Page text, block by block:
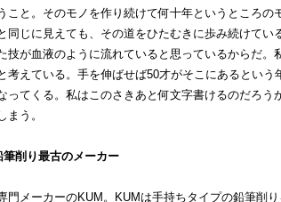
こと。そのモノを作り続けて何十年というところの
同じに見えても、その道をひたむきに歩み続けてい
技が血液のように流れていると思っているからだ。
考えている。手を伸ばせば50才がそこにあるという
ってくる。私はこのさきあと何文字書けるのだろう
まう。
削り最古のメーカー
門メーカーのKUM。KUMは手持ちタイプの鉛筆削